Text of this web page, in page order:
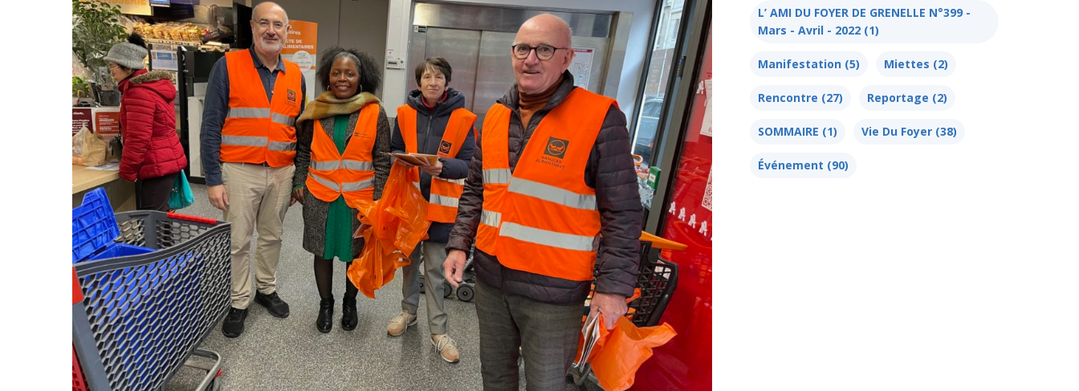
L’ AMI DU FOYER DE GRENELLE N°399 -
Mars - Avril - 2022(1)
Manifestation(5) Miettes (2)
Rencontre (27) Reportage (2)
SOMMAIRE (1) Vie Du Foyer(38)
Événement (90)